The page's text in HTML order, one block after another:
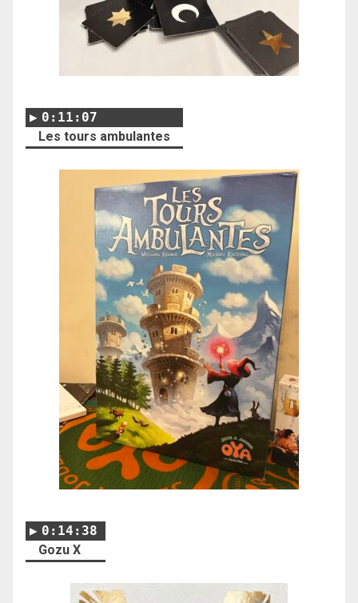
0:11:07
Les tours ambulantes
0:14:38
Gozu X